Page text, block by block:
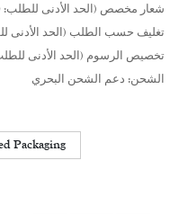
شعار مخصص (الحد الأدنى للطلب: 10 أزواج)
تغليف حسب الطلب (الحد الأدنى للطلب:
تخصيص الرسوم (الحد الأدنى للطلب: 10
الشحن: دعم الشحن البحري
Packaging